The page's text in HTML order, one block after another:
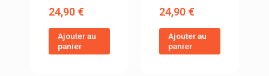
24,90€
Ajouter au
panier
24,90€
Ajouter au
panier